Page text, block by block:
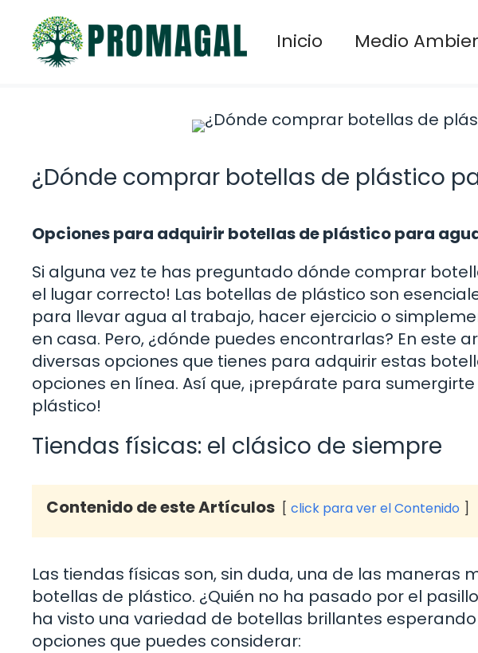
contenido
Inicio Medio
¿Dónde comprar botellas de plástico
Opciones para adquirir botellas de plástico para
Si alguna vez te has preguntado dónde comprar
el lugar correcto! Las botellas de plástico son
para llevar agua al trabajo, hacer ejercicio o
en casa. Pero, ¿dónde puedes encontrarlas? En este
diversas opciones que tienes para adquirir estas
opciones en línea. Así que, ¡prepárate para
plástico!
Tiendas físicas: el clásico de siempre
Contenido de este Artículos click para ver el Contenido
Las tiendas físicas son, sin duda, una de las maneras
botellas de plástico. ¿Quién no ha pasado por el
ha visto una variedad de botellas brillantes
opciones que puedes considerar: